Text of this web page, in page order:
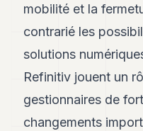
EQUITY
JURIDIQUE
ENTREPRISES
mobilité et la
contrarié les
solutions
Refinitiv jouent un
gestionnaires de
changements